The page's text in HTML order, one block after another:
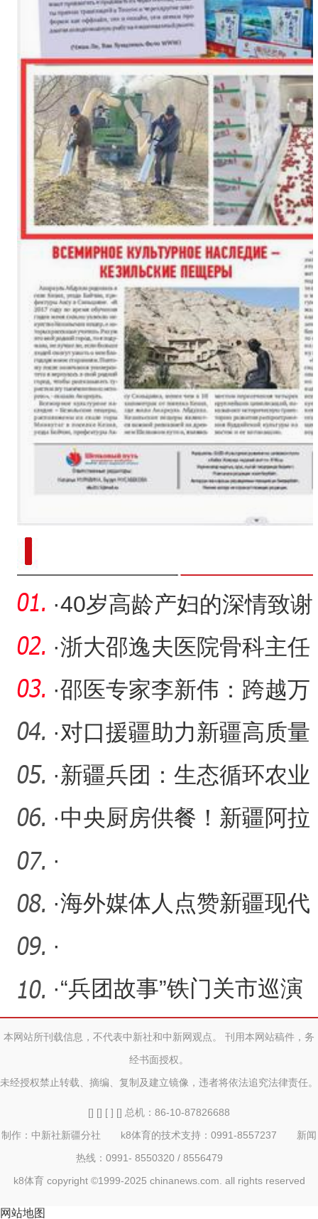
新疆哈密原创大型乐舞诗剧
·40岁高龄产妇的深情致谢
·浙大邵逸夫医院骨科主任
医师胡志军到阿拉尔医院
传
·邵医专家李新伟：跨越万
里筑起神经外科“生命防线
·对口援疆助力新疆高质量
发展
·新疆兵团：生态循环农业
走出乡村振兴新“稻”路
·中央厨房供餐！新疆阿拉
尔市校内午餐试点9月上线
·
·海外媒体人点赞新疆现代
农业
·
·“兵团故事”铁门关市巡演
圆满落幕
本网站所刊载信息，不代表中新社和中新网观点。 刊用本网站稿件，务
经书面授权。
未经授权禁止转载、摘编、复制及建立镜像，违者将依法追究法律责任。
[] [] [ ] [] 总机：86-10-87826688
制作：中新社新疆分社 k8体育的技术支持：0991-8557237 新闻
热线：0991- 8550320 / 8556479
k8体育 copyright ©1999-2025 chinanews.com. all rights reserved
网站地图